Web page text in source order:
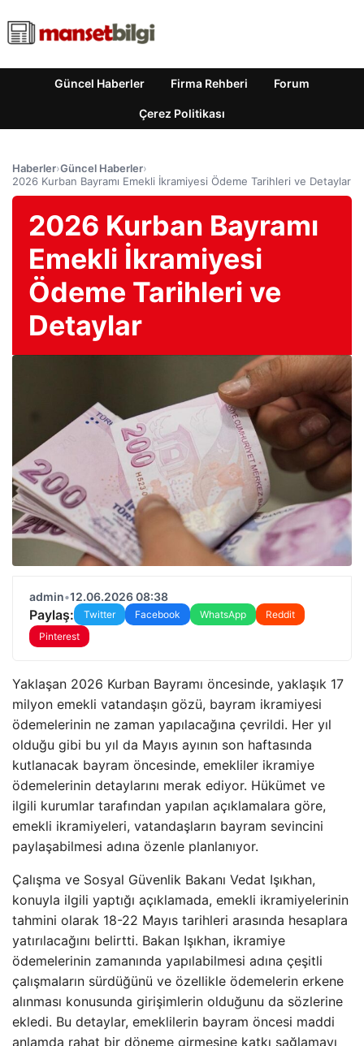
Güncel Haberler Firma Rehberi Forum
Çerez Politikası
Haberler›Güncel Haberler›
2026 Kurban Bayramı Emekli İkramiyesi Ödeme Tarihleri ve Detaylar
2026 Kurban Bayramı
Emekli İkramiyesi
Ödeme Tarihleri ve
Detaylar
admin•12.06.2026 08:38
Paylaş: Twitter Facebook WhatsApp
Reddit
Pinterest
Yaklaşan 2026 Kurban Bayramı öncesinde, yaklaşık 17
milyon emekli vatandaşın gözü, bayram ikramiyesi
ödemelerinin ne zaman yapılacağına çevrildi. Her yıl
olduğu gibi bu yıl da Mayıs ayının son haftasında
kutlanacak bayram öncesinde, emekliler ikramiye
ödemelerinin detaylarını merak ediyor. Hükümet ve
ilgili kurumlar tarafından yapılan açıklamalara göre,
emekli ikramiyeleri, vatandaşların bayram sevincini
paylaşabilmesi adına özenle planlanıyor.
Çalışma ve Sosyal Güvenlik Bakanı Vedat Işıkhan,
konuyla ilgili yaptığı açıklamada, emekli ikramiyelerinin
tahmini olarak 18-22 Mayıs tarihleri arasında hesaplara
yatırılacağını belirtti. Bakan Işıkhan, ikramiye
ödemelerinin zamanında yapılabilmesi adına çeşitli
çalışmaların sürdüğünü ve özellikle ödemelerin erkene
alınması konusunda girişimlerin olduğunu da sözlerine
ekledi. Bu detaylar, emeklilerin bayram öncesi maddi
anlamda rahat bir döneme girmesine katkı sağlamayı